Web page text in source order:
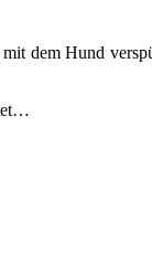
dem Hund